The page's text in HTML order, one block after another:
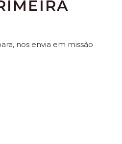
nos envia em missão